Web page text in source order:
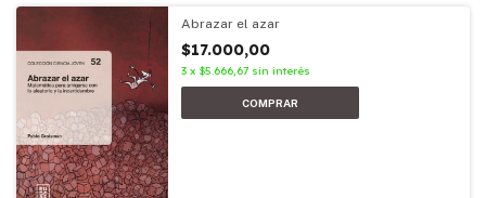
Abrazar el azar
$17.000,00
3 x $5.666,67 sin interés